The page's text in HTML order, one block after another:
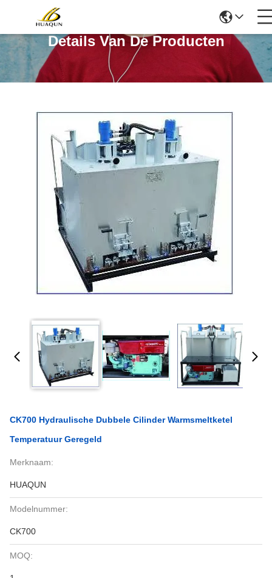
Details Van De Producten
CK700 Hydraulische Dubbele Cilinder Warmsmeltketel
Temperatuur Geregeld
Merknaam:
HUAQUN
Modelnummer:
CK700
MOQ: